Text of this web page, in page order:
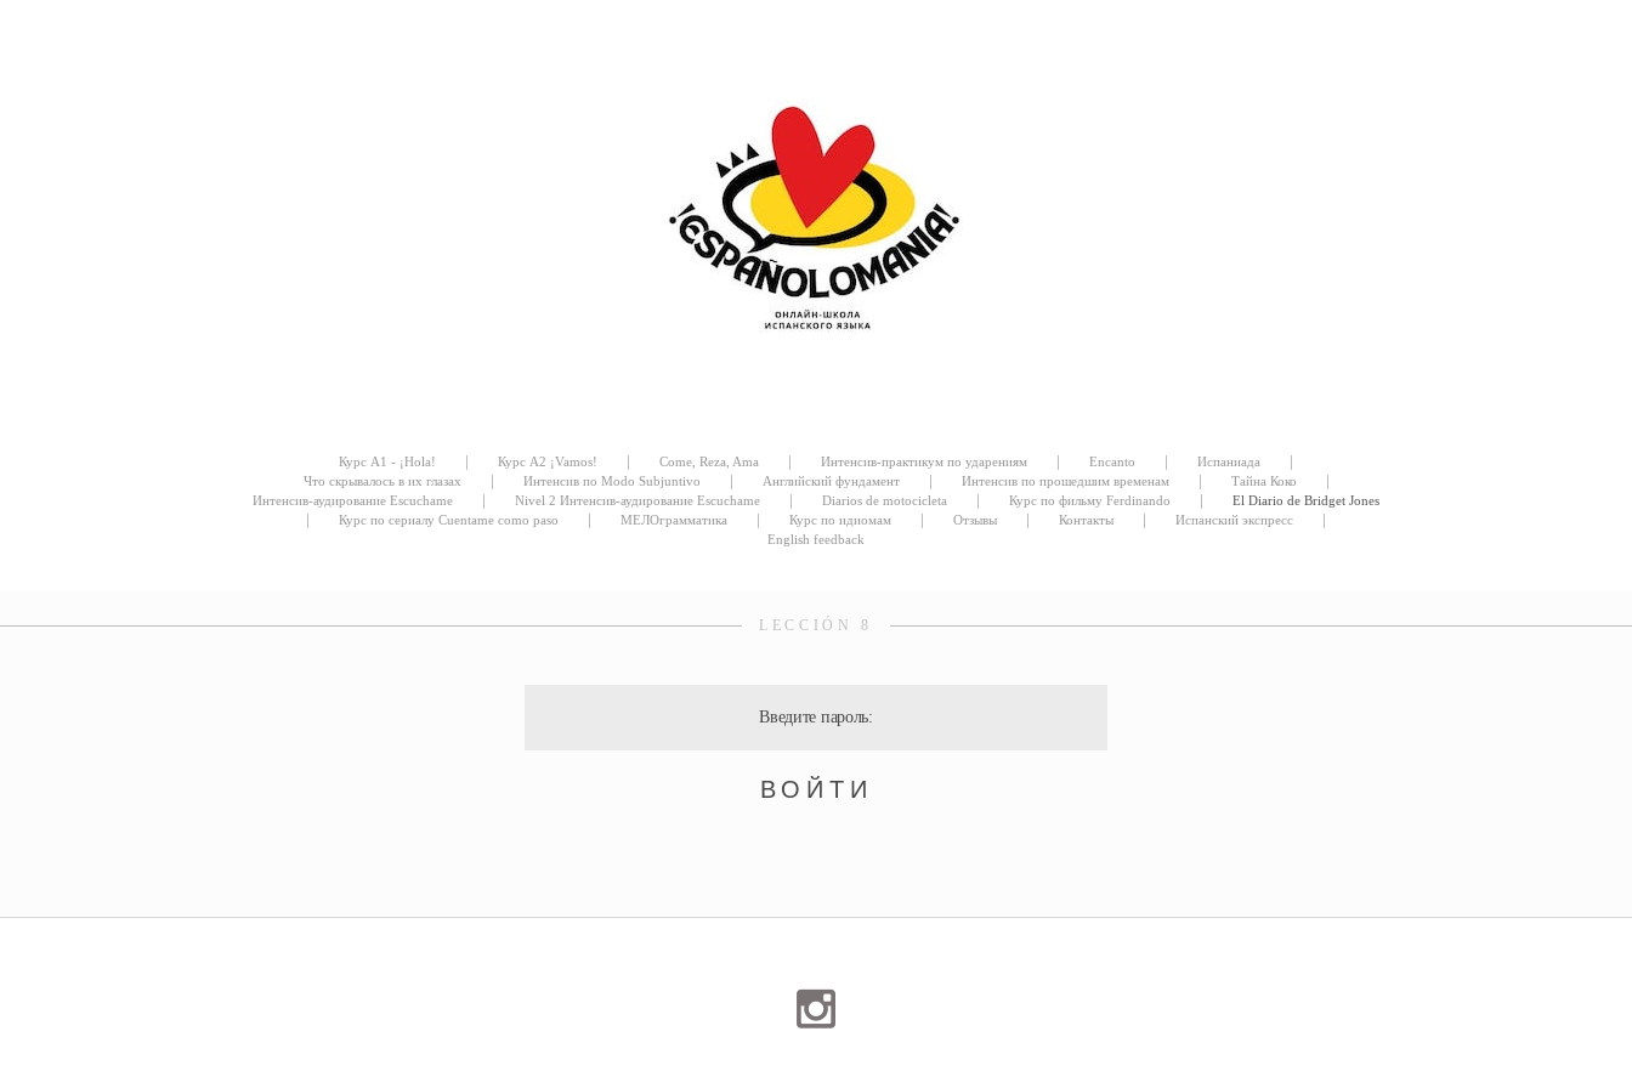
Курс А1 - ¡Hola! | Курс А2 ¡Vamos! | Come, Reza, Ama | Интенсив-практикум по ударениям | Encanto | Испаниада |
Что скрывалось в их глазах | Интенсив по Modo Subjuntivo | Английский фундамент | Интенсив по прошедшим временам | Тайна Коко |
Интенсив-аудирование Escuchame | Nivel 2 Интенсив-аудирование Escuchame | Diarios de motocicleta | Курс по фильму Ferdinando | El Diario de Bridget Jones
| Курс по сериалу Cuentame como paso | МЕЛОграмматика | Курс по идиомам | Отзывы | Контакты | Испанский экспресс |
English feedback
LECCIÓN 8